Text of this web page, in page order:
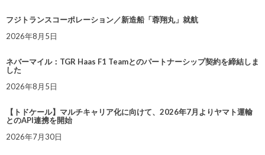
フジトランスコーポレーション／新造船「蓉翔丸」就航
2026年8月5日
ネバーマイル：TGR Haas F1 Teamとのパートナーシップ契約を締結しま
した
2026年8月5日
【トドケール】マルチキャリア化に向けて、2026年7月よりヤマト運輸
とのAPI連携を開始
2026年7月30日